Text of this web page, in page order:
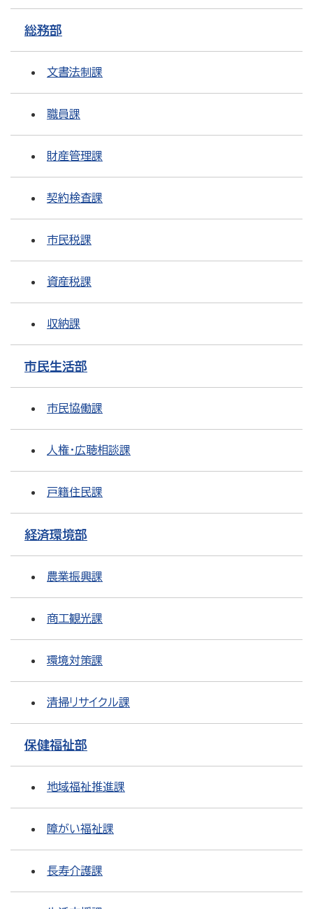
総務部
文書法制課
職員課
財産管理課
契約検査課
市民税課
資産税課
収納課
市民生活部
市民協働課
人権・広聴相談課
戸籍住民課
経済環境部
農業振興課
商工観光課
環境対策課
清掃リサイクル課
保健福祉部
地域福祉推進課
障がい福祉課
長寿介護課